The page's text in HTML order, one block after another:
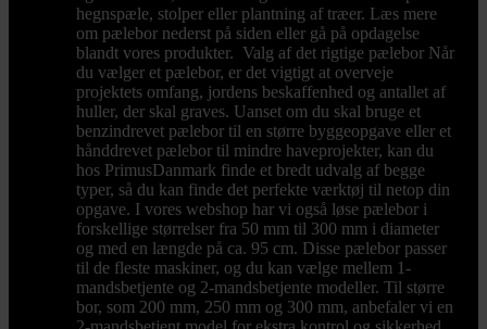
hegnspæle, stolper eller plantning af træer. Læs mere
om pælebor nederst på siden eller gå på opdagelse
blandt vores produkter. Valg af det rigtige pælebor Når
du vælger et pælebor, er det vigtigt at overveje
projektets omfang, jordens beskaffenhed og antallet af
huller, der skal graves. Uanset om du skal bruge et
benzindrevet pælebor til en større byggeopgave eller et
hånddrevet pælebor til mindre haveprojekter, kan du
hos PrimusDanmark finde et bredt udvalg af begge
typer, så du kan finde det perfekte værktøj til netop din
opgave. I vores webshop har vi også løse pælebor i
forskellige størrelser fra 50 mm til 300 mm i diameter
og med en længde på ca. 95 cm. Disse pælebor passer
til de fleste maskiner, og du kan vælge mellem 1-
mandsbetjente og 2-mandsbetjente modeller. Til større
bor, som 200 mm, 250 mm og 300 mm, anbefaler vi en